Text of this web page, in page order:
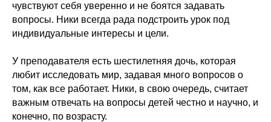
чувствуют себя уверенно и не боятся задавать
вопросы. Ники всегда рада подстроить урок под
индивидуальные интересы и цели.
У преподавателя есть шестилетняя дочь, которая
любит исследовать мир, задавая много вопросов о
том, как все работает. Ники, в свою очередь, считает
важным отвечать на вопросы детей честно и научно, и
конечно, по возрасту.